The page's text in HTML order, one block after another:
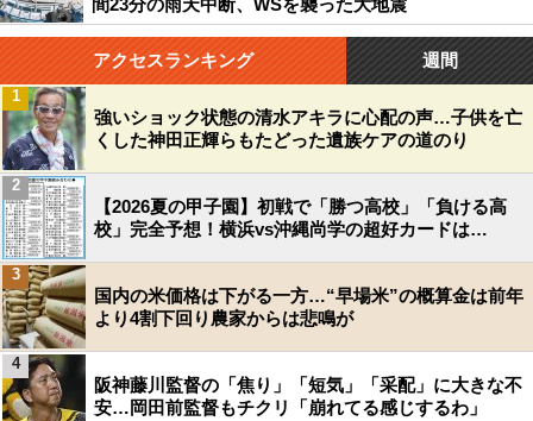
間23分の雨天中断、WSを襲った大地震
アクセスランキング 週間
強いショック状態の清水アキラに心配の声…子供を亡
くした神田正輝らもたどった遺族ケアの道のり
1
【2026夏の甲子園】初戦で「勝つ高校」「負ける高
校」完全予想！横浜vs沖縄尚学の超好カードは…
2
国内の米価格は下がる一方…“早場米”の概算金は前年
より4割下回り農家からは悲鳴が
3
阪神藤川監督の「焦り」「短気」「采配」に大きな不
安…岡田前監督もチクリ「崩れてる感じするわ」
4